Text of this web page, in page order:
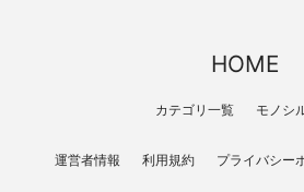
HOME
カテゴリ一覧 モノシ
運営者情報 利用規約 プライバシー